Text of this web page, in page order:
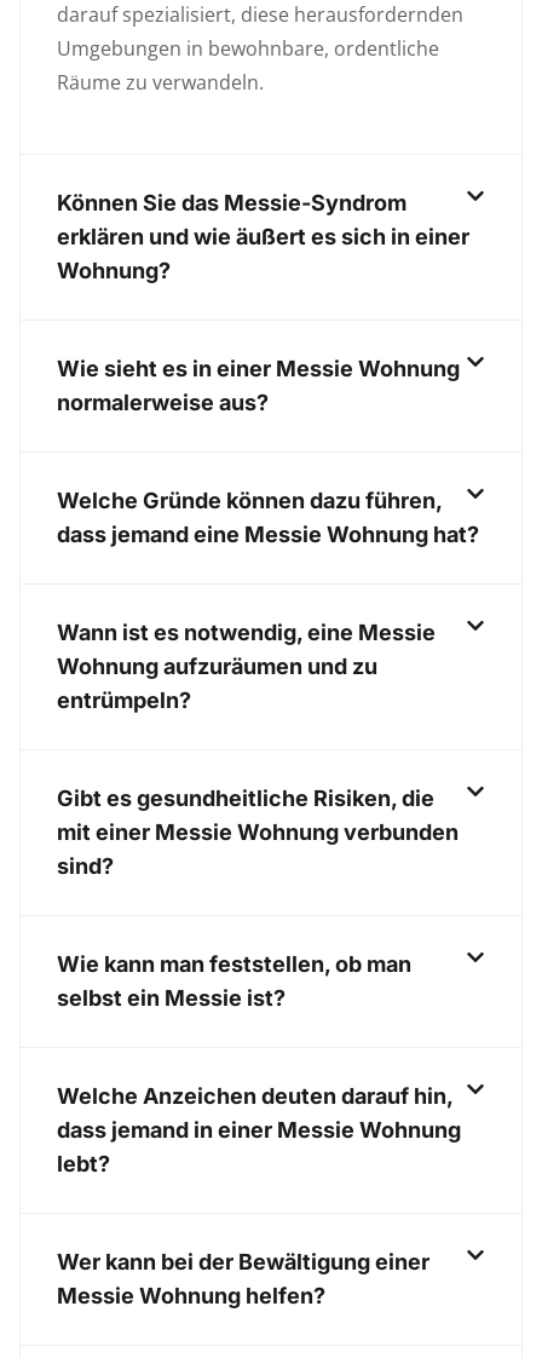
darauf spezialisiert, diese herausfordernden
Umgebungen in bewohnbare, ordentliche
Räume zu verwandeln.
Können Sie das Messie-Syndrom
erklären und wie äußert es sich in einer
Wohnung?
Wie sieht es in einer Messie Wohnung
normalerweise aus?
Welche Gründe können dazu führen,
dass jemand eine Messie Wohnung hat?
Wann ist es notwendig, eine Messie
Wohnung aufzuräumen und zu
entrümpeln?
Gibt es gesundheitliche Risiken, die
mit einer Messie Wohnung verbunden
sind?
Wie kann man feststellen, ob man
selbst ein Messie ist?
Welche Anzeichen deuten darauf hin,
dass jemand in einer Messie Wohnung
lebt?
Wer kann bei der Bewältigung einer
Messie Wohnung helfen?